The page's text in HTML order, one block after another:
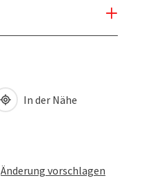
In der Nähe
Änderung vorschlagen